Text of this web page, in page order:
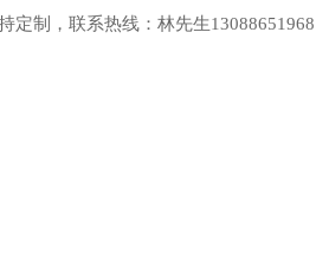
定制，联系热线：林先生13088651968